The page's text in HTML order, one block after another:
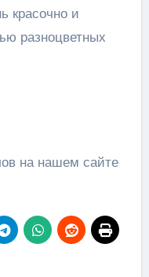
красочно и
разноцветных
на нашем сайте